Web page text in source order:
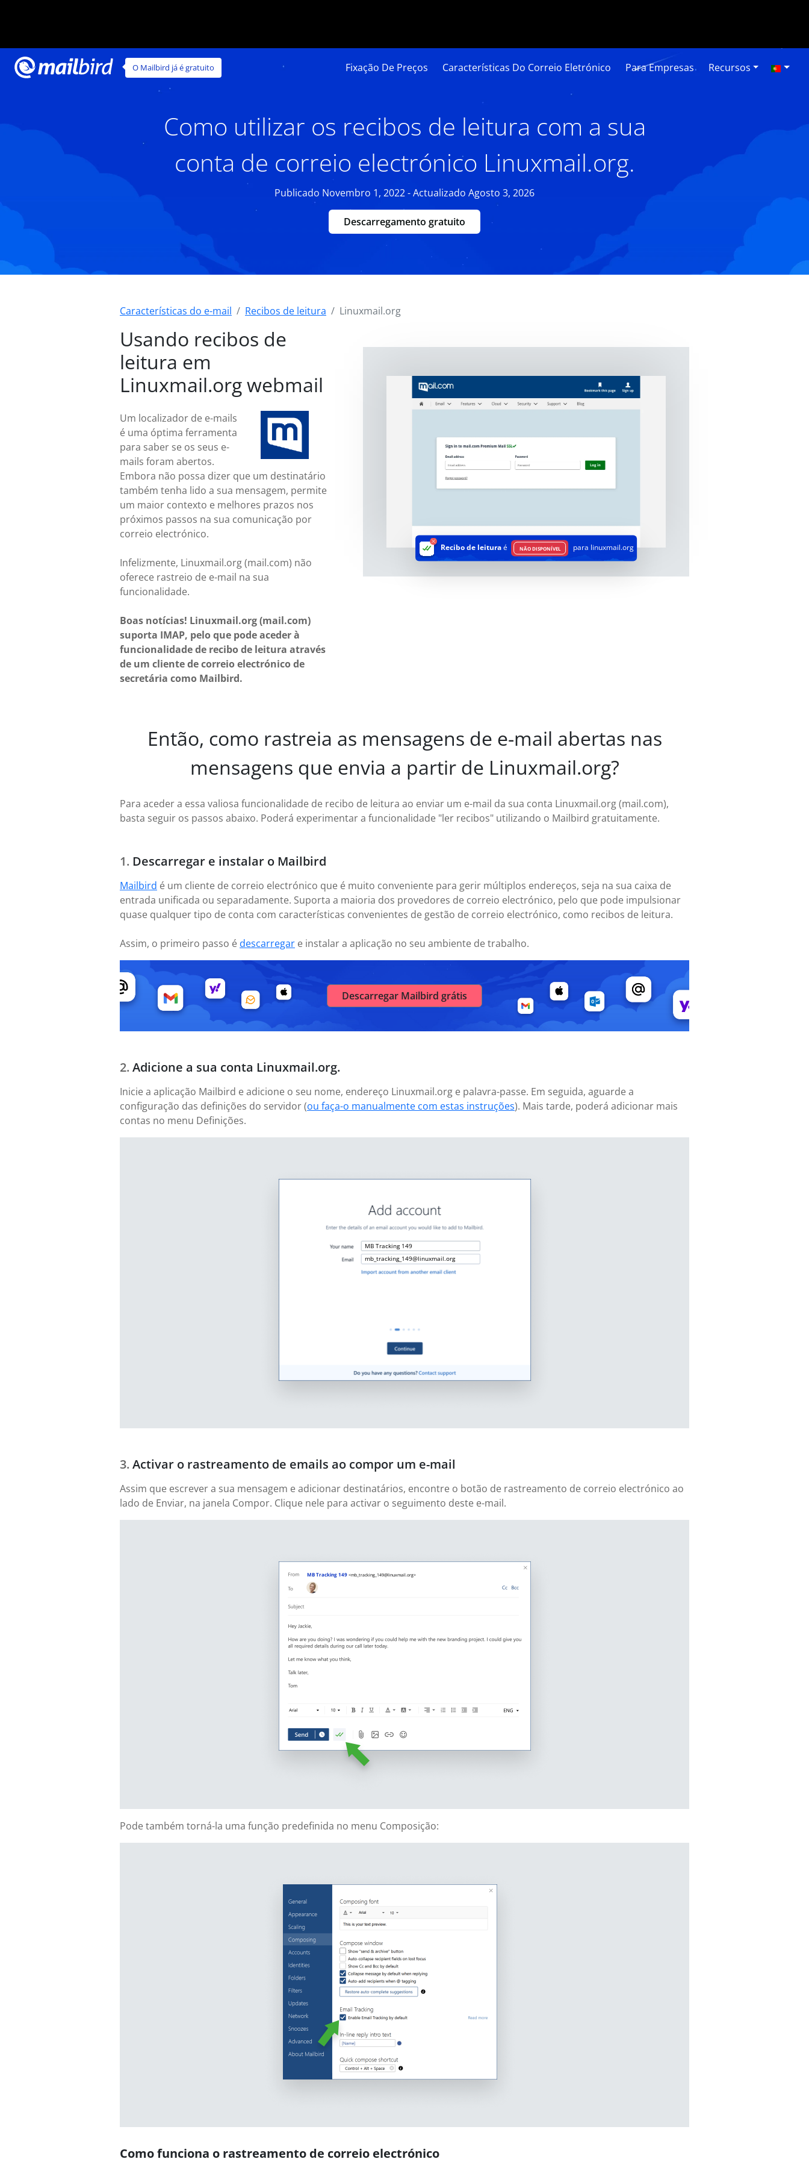
O Mailbird já é gratuito Fixação De Preços Características Do Correio Eletrónico Para Empresas Recursos
Como utilizar os recibos de leitura com a sua
conta de correio electrónico Linuxmail.org.
Publicado Novembro 1, 2022 - Actualizado Agosto 3, 2026
Descarregamento gratuito
Características do e-mail Recibos de leitura Linuxmail.org
Usando recibos de
leitura em
Linuxmail.org webmail
Um localizador de e-mails
é uma óptima ferramenta
para saber se os seus e-
mails foram abertos.
Embora não possa dizer que um destinatário
também tenha lido a sua mensagem, permite
um maior contexto e melhores prazos nos
próximos passos na sua comunicação por
correio electrónico.
Infelizmente, Linuxmail.org (mail.com) não
oferece rastreio de e-mail na sua
funcionalidade.
Boas notícias! Linuxmail.org (mail.com)
suporta IMAP, pelo que pode aceder à
funcionalidade de recibo de leitura através
de um cliente de correio electrónico de
secretária como Mailbird.
Recibo de leituraé NÃO DISPONÍVEL para linuxmail.org
Então, como rastreia as mensagens de e-mail abertas nas
mensagens que envia a partir de Linuxmail.org?
Para aceder a essa valiosa funcionalidade de recibo de leitura ao enviar um e-mail da sua conta Linuxmail.org (mail.com),
basta seguir os passos abaixo. Poderá experimentar a funcionalidade "ler recibos" utilizando o Mailbird gratuitamente.
Descarregar e instalar o Mailbird
Mailbird é um cliente de correio electrónico que é muito conveniente para gerir múltiplos endereços, seja na sua caixa de
entrada unificada ou separadamente. Suporta a maioria dos provedores de correio electrónico, pelo que pode impulsionar
quase qualquer tipo de conta com características convenientes de gestão de correio electrónico, como recibos de leitura.
Assim, o primeiro passo é descarregar e instalar a aplicação no seu ambiente de trabalho.
Descarregar Mailbird grátis
Adicione a sua conta Linuxmail.org.
Inicie a aplicação Mailbird e adicione o seu nome, endereço Linuxmail.org e palavra-passe. Em seguida, aguarde a
configuração das definições do servidor (ou faça-o manualmente com estas instruções). Mais tarde, poderá adicionar mais
contas no menu Definições.
MB Tracking 149
mb_tracking_149@linuxmail.org
Activar o rastreamento de emails ao compor um e-mail
Assim que escrever a sua mensagem e adicionar destinatários, encontre o botão de rastreamento de correio electrónico ao
lado de Enviar, na janela Compor. Clique nele para activar o seguimento deste e-mail.
MB Tracking 149 <mb_tracking_149@linuxmail.org>
Pode também torná-la uma função predefinida no menu Composição:
Como funciona o rastreamento de correio electrónico